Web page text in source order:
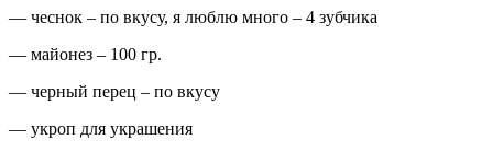
— чеснок – по вкусу, я люблю много – 4 зубчика
— майонез – 100 гр.
— черный перец – по вкусу
— укроп для украшения